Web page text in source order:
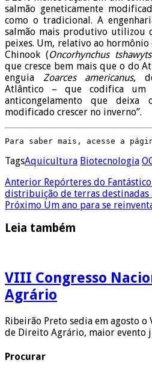
salmão geneticamente
como o tradicional. A
salmão mais produtivo utilizou
peixes. Um, relativo ao
Chinook (Oncorhynchus
que cresce bem mais que o do
enguia Zoarces americanus,
Atlântico – que codifica um
anticongelamento que deixa
modificado crescer no inverno”.
Para saber mais, acesse a
TagsAquicultura Biotecnologia
Anterior Repórteres do
distribuição de terras destinadas
Próximo Um ano para se
Leia também
VIII Congresso
Agrário
Ribeirão Preto sedia em agosto o
de Direito Agrário, maior
Procurar